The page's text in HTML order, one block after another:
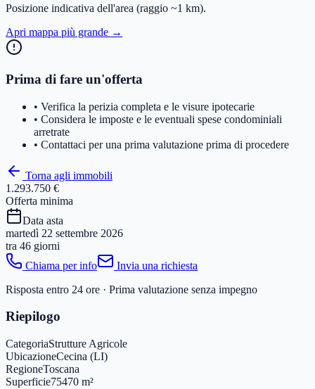
Posizione indicativa dell'area (raggio ~1 km).
Apri mappa più grande →
Prima di fare un'offerta
• Verifica la perizia completa e le visure ipotecarie
• Considera le imposte e le eventuali spese condominiali
arretrate
• Contattaci per una prima valutazione prima di procedere
Torna agli immobili
1.293.750 €
Offerta minima
Data asta
martedì 22 settembre 2026
tra 46 giorni
Chiama per info
Invia una richiesta
Risposta entro 24 ore · Prima valutazione senza impegno
Riepilogo
CategoriaStrutture Agricole
UbicazioneCecina (LI)
RegioneToscana
Superficie75470 m²